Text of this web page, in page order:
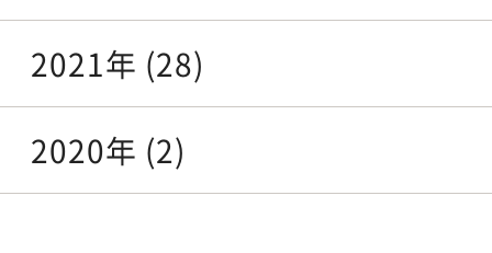
2021年 (28)
2020年 (2)